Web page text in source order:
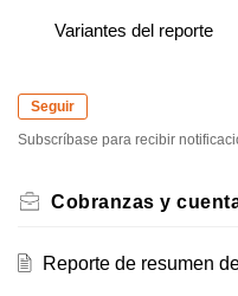
Variantes del reporte
Seguir
Subscríbase para recibir
Cobranzas y
Reporte de resumen